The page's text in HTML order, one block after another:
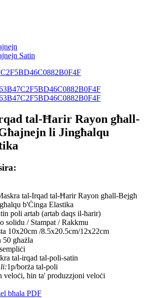
Satin
tal-Ħarir Rayon għall-
li Jingħalqu
tal-Irqad tal-Ħarir Rayon għall-Bejgħ
b'Ċinga Elastika
poli artab (artab daqs il-ħarir)
solidu / Stampat / Rakkmu
10x20cm /8.5x20.5cm/12x22cm
għażla
tal-irqad tal-poli-satin
1p/borża tal-poli
veloċi, ħin ta' produzzjoni veloċi
bħala PDF